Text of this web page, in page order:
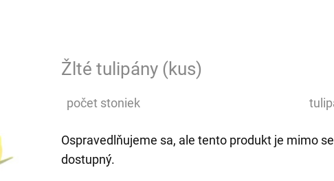
Žlté tulipány (kus)
počet stoniek
Ospravedlňujeme sa, ale tento produkt je mimo
dostupný.